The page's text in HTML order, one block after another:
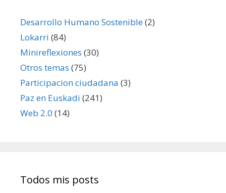
Desarrollo Humano Sostenible(2)
Lokarri (84)
Minireflexiones (30)
Otros temas (75)
Participacion ciudadana (3)
Paz en Euskadi (241)
Web 2.0 (14)
Todos mis posts